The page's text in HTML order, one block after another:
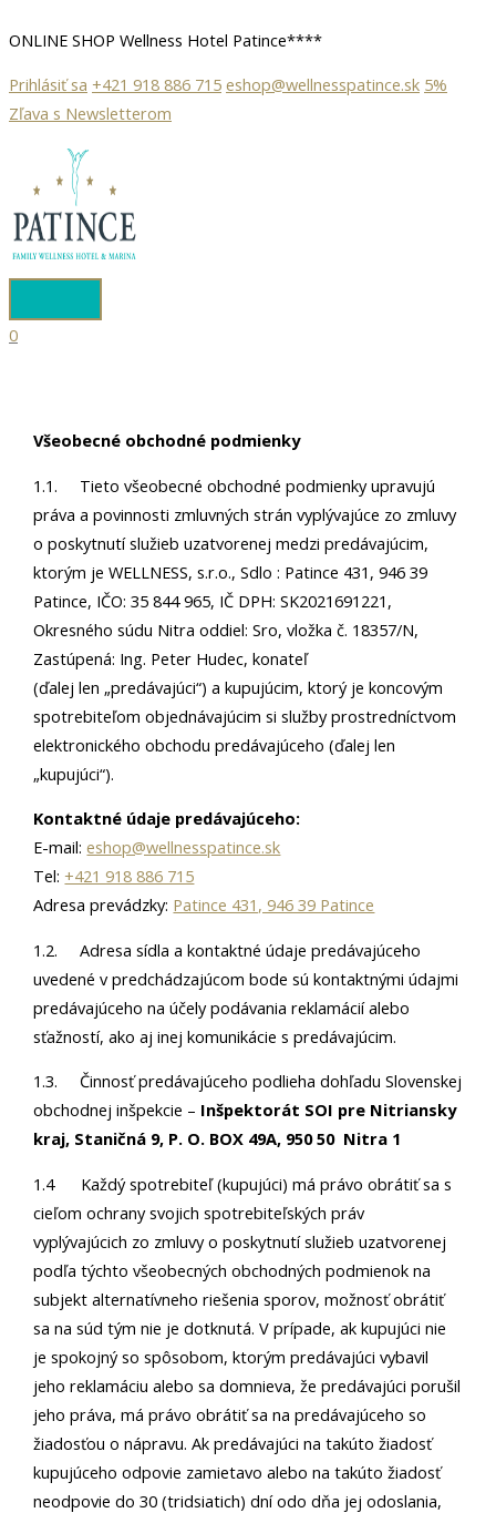
na
ONLINE SHOP Wellness Hotel Patince****
Prihlásiť sa +421 918 886 715 eshop@wellnesspatince.sk 5%
Zľava s Newsletterom
0
Všeobecné obchodné podmienky
1.1. Tieto všeobecné obchodné podmienky upravujú
práva a povinnosti zmluvných strán vyplývajúce zo zmluvy
o poskytnutí služieb uzatvorenej medzi predávajúcim,
ktorým je WELLNESS, s.r.o., Sdlo : Patince 431, 946 39
Patince, IČO: 35 844 965, IČ DPH: SK2021691221,
Okresného súdu Nitra oddiel: Sro, vložka č. 18357/N,
Zastúpená: Ing. Peter Hudec, konateľ
(ďalej len „predávajúci“) a kupujúcim, ktorý je koncovým
spotrebiteľom objednávajúcim si služby prostredníctvom
elektronického obchodu predávajúceho (ďalej len
„kupujúci“).
Kontaktné údaje predávajúceho:
E-mail:eshop@wellnesspatince.sk
Tel: +421 918 886 715
Adresa prevádzky: Patince 431, 946 39 Patince
1.2. Adresa sídla a kontaktné údaje predávajúceho
uvedené v predchádzajúcom bode sú kontaktnými údajmi
predávajúceho na účely podávania reklamácií alebo
sťažností, ako aj inej komunikácie s predávajúcim.
1.3. Činnosť predávajúceho podlieha dohľadu Slovenskej
obchodnej inšpekcie – Inšpektorát SOI pre Nitriansky
kraj, Staničná 9, P. O. BOX 49A, 950 50 Nitra 1
1.4 Každý spotrebiteľ (kupujúci) má právo obrátiť sa s
cieľom ochrany svojich spotrebiteľských práv
vyplývajúcich zo zmluvy o poskytnutí služieb uzatvorenej
podľa týchto všeobecných obchodných podmienok na
subjekt alternatívneho riešenia sporov, možnosť obrátiť
sa na súd tým nie je dotknutá. V prípade, ak kupujúci nie
je spokojný so spôsobom, ktorým predávajúci vybavil
jeho reklamáciu alebo sa domnieva, že predávajúci porušil
jeho práva, má právo obrátiť sa na predávajúceho so
žiadosťou o nápravu. Ak predávajúci na takúto žiadosť
kupujúceho odpovie zamietavo alebo na takúto žiadosť
neodpovie do 30 (tridsiatich) dní odo dňa jej odoslania,